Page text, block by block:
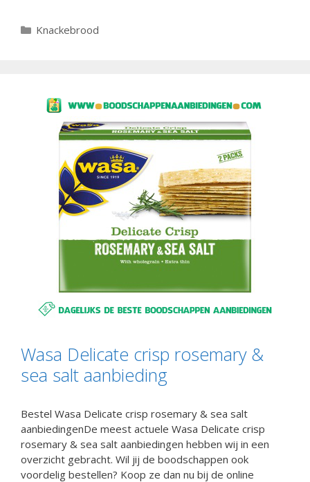
Categorieën
Knackebrood
Wasa Delicate crisp rosemary &
sea salt aanbieding
Bestel Wasa Delicate crisp rosemary & sea salt
aanbiedingenDe meest actuele Wasa Delicate crisp
rosemary & sea salt aanbiedingen hebben wij in een
overzicht gebracht. Wil jij de boodschappen ook
voordelig bestellen? Koop ze dan nu bij de online